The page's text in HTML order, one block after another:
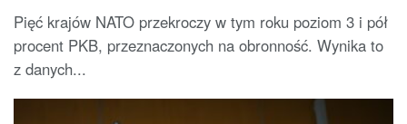
Pięć krajów NATO przekroczy w tym roku poziom 3 i pół
procent PKB, przeznaczonych na obronność. Wynika to
z danych...